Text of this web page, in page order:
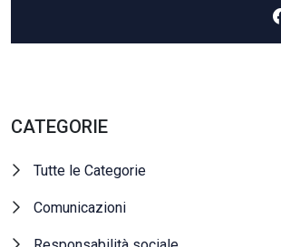
CATEGORIE
Tutte le Categorie
Comunicazioni